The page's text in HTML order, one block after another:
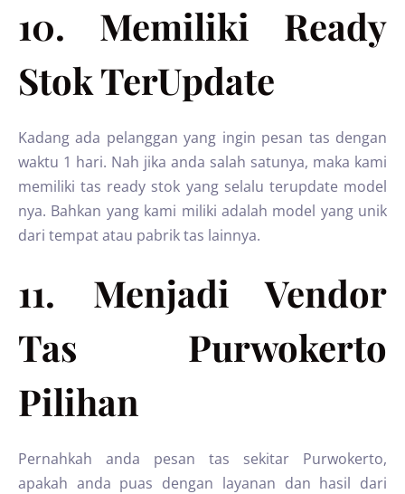
10. Memiliki Ready
Stok TerUpdate
Kadang ada pelanggan yang ingin pesan tas dengan
waktu 1 hari. Nah jika anda salah satunya, maka kami
memiliki tas ready stok yang selalu terupdate model
nya. Bahkan yang kami miliki adalah model yang unik
dari tempat atau pabrik tas lainnya.
11. Menjadi Vendor
Tas Purwokerto
Pilihan
Pernahkah anda pesan tas sekitar Purwokerto,
apakah anda puas dengan layanan dan hasil dari